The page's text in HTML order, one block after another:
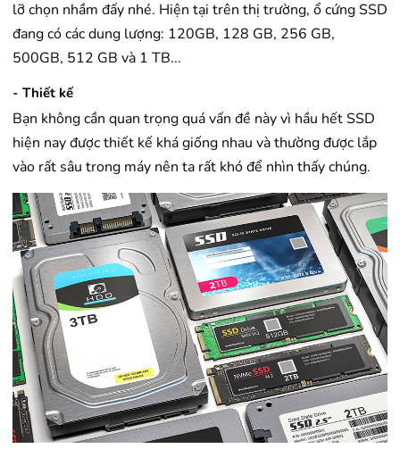
lỡ chọn nhầm đấy nhé. Hiện tại trên thị trường, ổ cứng SSD
đang có các dung lượng: 120GB, 128 GB, 256 GB,
500GB, 512 GB và 1 TB...
- Thiết kế​
Bạn không cần quan trọng quá vấn đề này vì hầu hết SSD
hiện nay được thiết kế khá giống nhau và thường được lắp
vào rất sâu trong máy nên ta rất khó để nhìn thấy chúng.